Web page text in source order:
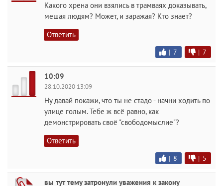
Какого хрена они взялись в трамваях доказывать,
мешая людям? Может, и заражая? Кто знает?
Ответить
| 7 | 7
10:09
28.10.2020 13:09
Ну давай покажи, что ты не стадо - начни ходить по
улице голым. Тебе ж всё равно, как
демонстрировать своё "свободомыслие"?
Ответить
| 8 | 5
вы тут тему затронули уважения к закону